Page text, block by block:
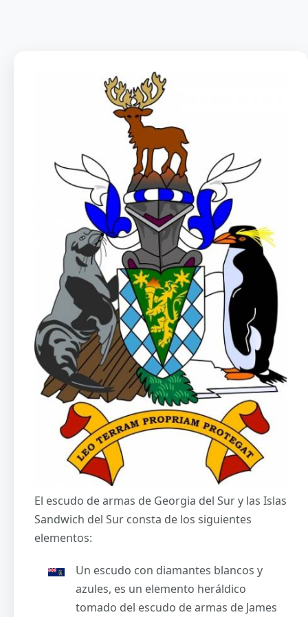
El escudo de armas de Georgia del Sur y las Islas
Sandwich del Sur consta de los siguientes
elementos:
Un escudo con diamantes blancos y
azules, es un elemento heráldico
tomado del escudo de armas de James